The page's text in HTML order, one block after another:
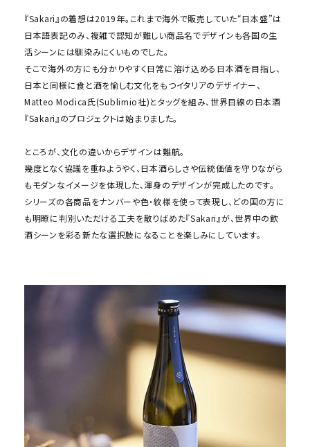
『Sakari』の着想は2019年。これまで海外で販売していた“日本盛”は
日本語表記のみ、複雑で認知が難しい商品名でデザインも各国の生
活シーンには馴染みにくいものでした。
そこで海外の方にも分かりやすく日常に溶け込める日本酒を目指し、
日本と同様に食と酒を愉しむ文化をもつイタリアのデザイナー、
Matteo Modica氏(Sublimio社)とタッグを組み、世界目線の日本酒
『Sakari』のプロジェクトは始まりました。
ところが、文化の違いからデザインは難航。
幾度となく協議を重ねようやく、日本酒らしさや伝統価値を守りながら
もモダンなイメージを体現した、渾身のデザインが完成したのです。
シリーズの各商品をナンバーや色・紋様を使って表現し、どの国の方に
も明瞭に判別いただける工夫を散りばめた『Sakari』が、世界中の飲
酒シーンを彩る新たな選択肢になることを楽しみにしています。